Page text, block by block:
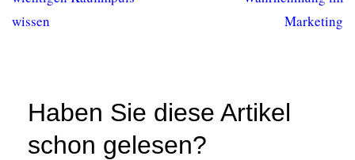
wissen
Marketing
Haben Sie diese Artikel
schon gelesen?